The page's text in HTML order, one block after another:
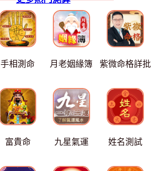
手相測命 月老姻緣簿 紫微命格詳批
富貴命 九星氣運 姓名測試